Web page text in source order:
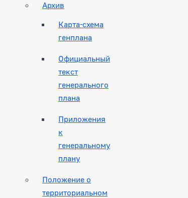
Архив
Карта-схема
генплана
Официальный
текст
генерального
плана
Приложения
к
генеральному
плану
Положение о
территориальном